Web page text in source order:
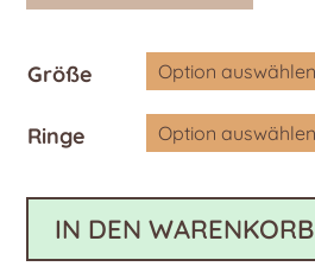
Größe
Ringe
IN DEN WARENKORB